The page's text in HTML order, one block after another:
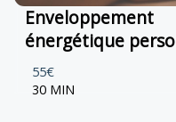
Enveloppement
énergétique
55€
30 MIN